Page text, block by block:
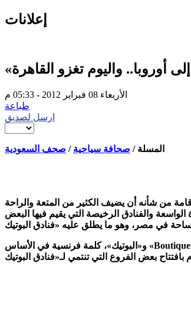
إعلانات
أوروبا.. واليوم تغزو القاهرة
الأربعاء 08 فبراير 2012 - 05:33 م
طباعة
ارسل لصديق
المسلة / صحافة سياحية / صحف السعودية
من شأنه أن يضيف الكثير من المتعة والراحة
والفنادق الرخيصة التي يقيم فيها البعض
و«البوتيك»، كلمة فرنسية في الأساس «Boutique»، وتعني المتجر الصغير، ومن ثم يختلف فندق البوتيك كثيرا في طابعه عن الفنادق الكبرى والسلاسل العالمية الشهيرة، والتي بعضها انضم مؤخرا إلى هذا الاتجاه